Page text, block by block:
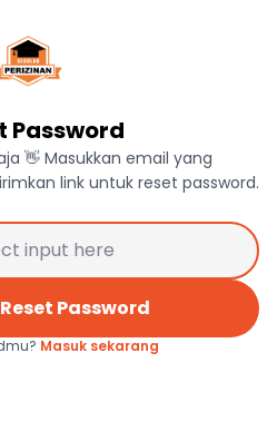
Password
👋 Masukkan email yang
link untuk reset password.
Password
Masuk sekarang